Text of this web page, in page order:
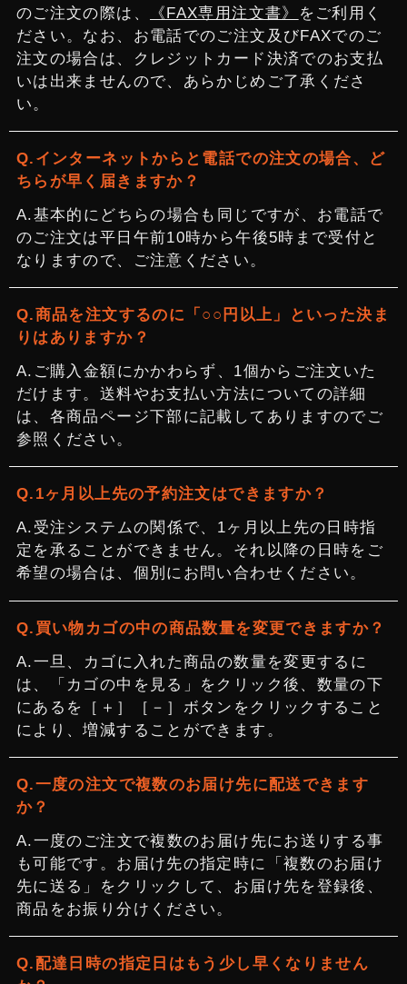
のご注文の際は、
《FAX専用注文書》
をご利用く
ださい。なお、お電話でのご注文及びFAXでのご
注文の場合は、クレジットカード決済でのお支払
いは出来ませんので、あらかじめご了承くださ
い。
インターネットからと電話での注文の場合、ど
ちらが早く届きますか？
基本的にどちらの場合も同じですが、お電話で
のご注文は平日午前10時から午後5時まで受付と
なりますので、ご注意ください。
商品を注文するのに「○○円以上」といった決ま
りはありますか？
ご購入金額にかかわらず、1個からご注文いた
だけます。送料やお支払い方法についての詳細
は、各商品ページ下部に記載してありますのでご
参照ください。
1ヶ月以上先の予約注文はできますか？
受注システムの関係で、1ヶ月以上先の日時指
定を承ることができません。それ以降の日時をご
希望の場合は、個別にお問い合わせください。
買い物カゴの中の商品数量を変更できますか？
一旦、カゴに入れた商品の数量を変更するに
は、「カゴの中を見る」をクリック後、数量の下
にあるを［＋］［－］ボタンをクリックすること
により、増減することができます。
一度の注文で複数のお届け先に配送できます
か？
一度のご注文で複数のお届け先にお送りする事
も可能です。お届け先の指定時に「複数のお届け
先に送る」をクリックして、お届け先を登録後、
商品をお振り分けください。
配達日時の指定日はもう少し早くなりません